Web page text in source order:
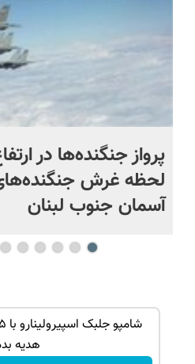
پرواز جنگنده‌ها در
لحظه غرش
آسمان جنوب لبنان
هدیه